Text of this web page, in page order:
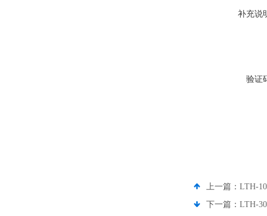
补充说
验证
上一篇： LTH-
下一篇： LTH-